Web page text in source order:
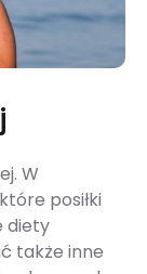
W
posiłki
diety
także inne